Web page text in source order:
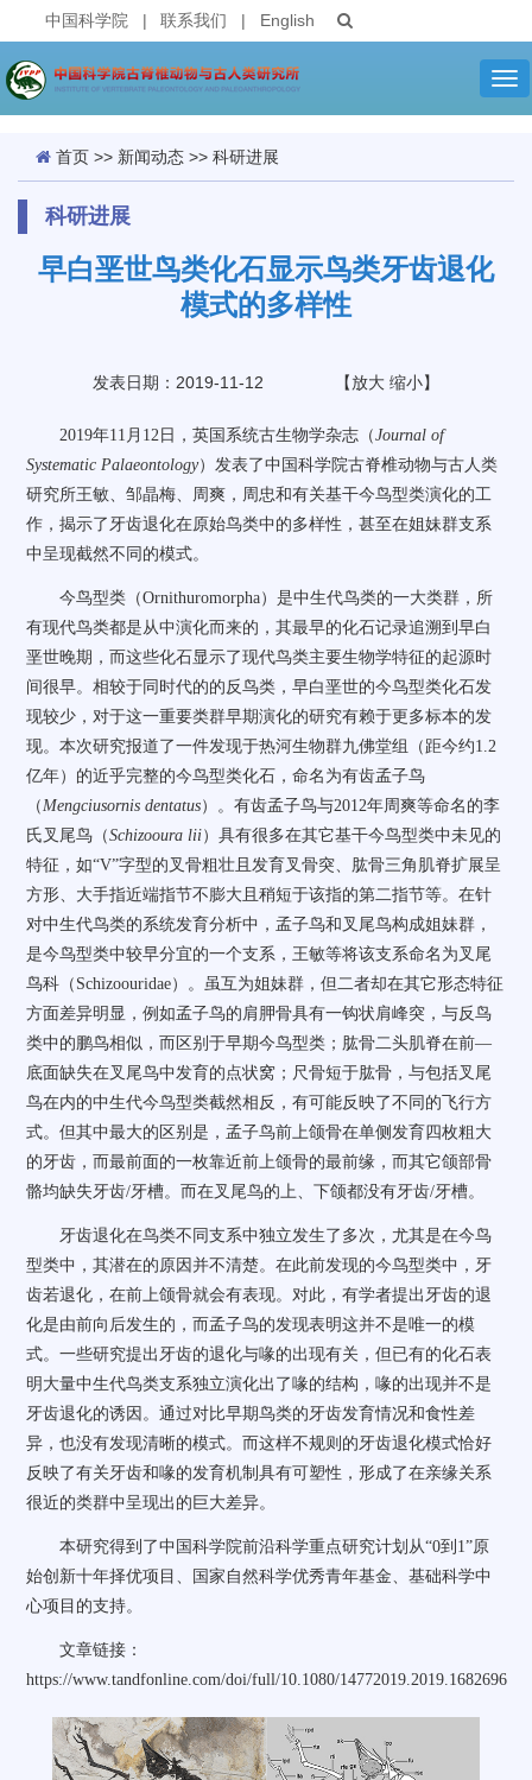
中国科学院 | 联系我们 | English
首页 >> 新闻动态 >> 科研进展
科研进展
早白垩世鸟类化石显示鸟类牙齿退化
模式的多样性
发表日期：2019-11-12 【放大 缩小】
2019年11 月 12 日，英国系统古生物学杂志（Journal of
Systematic Palaeontology）发表了中国科学院古脊椎动物与古人类
研究所王敏、邹晶梅、周爽，周忠和有关基干今鸟型类演化的工
作，揭示了牙齿退化在原始鸟类中的多样性，甚至在姐妹群支系
中呈现截然不同的模式。
今鸟型类（Ornithuromorpha）是中生代鸟类的一大类群，所
有现代鸟类都是从中演化而来的，其最早的化石记录追溯到早白
垩世晚期，而这些化石显示了现代鸟类主要生物学特征的起源时
间很早。相较于同时代的的反鸟类，早白垩世的今鸟型类化石发
现较少，对于这一重要类群早期演化的研究有赖于更多标本的发
现。本次研究报道了一件发现于热河生物群九佛堂组（距今约1.2
亿年）的近乎完整的今鸟型类化石，命名为有齿孟子鸟
（Mengciusornis dentatus）。有齿孟子鸟与2012年周爽等命名的李
氏叉尾鸟（Schizooura lii）具有很多在其它基干今鸟型类中未见的
特征，如“V”字型的叉骨粗壮且发育叉骨突、肱骨三角肌脊扩展呈
方形、大手指近端指节不膨大且稍短于该指的第二指节等。在针
对中生代鸟类的系统发育分析中，孟子鸟和叉尾鸟构成姐妹群，
是今鸟型类中较早分宜的一个支系，王敏等将该支系命名为叉尾
鸟科（ Schizoouridae）。虽互为姐妹群，但二者却在其它形态特征
方面差异明显，例如孟子鸟的肩胛骨具有一钩状肩峰突，与反鸟
类中的鹏鸟相似，而区别于早期今鸟型类；肱骨二头肌脊在前—
底面缺失在叉尾鸟中发育的点状窝；尺骨短于肱骨，与包括叉尾
鸟在内的中生代今鸟型类截然相反，有可能反映了不同的飞行方
式。但其中最大的区别是，孟子鸟前上颌骨在单侧发育四枚粗大
的牙齿，而最前面的一枚靠近前上颌骨的最前缘，而其它颌部骨
骼均缺失牙齿/牙槽。而在叉尾鸟的上、下颌都没有牙齿/牙槽。
牙齿退化在鸟类不同支系中独立发生了多次，尤其是在今鸟
型类中，其潜在的原因并不清楚。在此前发现的今鸟型类中，牙
齿若退化，在前上颌骨就会有表现。对此，有学者提出牙齿的退
化是由前向后发生的，而孟子鸟的发现表明这并不是唯一的模
式。一些研究提出牙齿的退化与喙的出现有关，但已有的化石表
明大量中生代鸟类支系独立演化出了喙的结构，喙的出现并不是
牙齿退化的诱因。通过对比早期鸟类的牙齿发育情况和食性差
异，也没有发现清晰的模式。而这样不规则的牙齿退化模式恰好
反映了有关牙齿和喙的发育机制具有可塑性，形成了在亲缘关系
很近的类群中呈现出的巨大差异。
本研究得到了中国科学院前沿科学重点研究计划从“0到 1”原
始创新十年择优项目、国家自然科学优秀青年基金、基础科学中
心项目的支持。
文章链接：
https://www.tandfonline.com/doi/full/10.1080/14772019.2019.1682696